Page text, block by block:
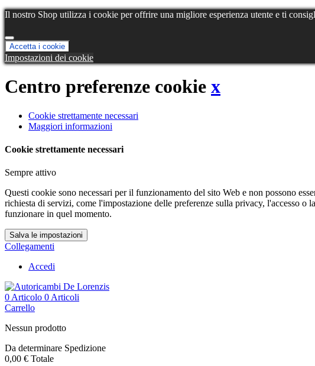
Il nostro Shop utilizza i cookie per offrire una migliore esperienza utente e ti
Accetta i cookie
Impostazioni dei cookie
Centro preferenze cookie x
Cookie strettamente necessari
Maggiori informazioni
Cookie strettamente necessari
Sempre attivo
Questi cookie sono necessari per il funzionamento del sito Web e non possono
richiesta di servizi, come l'impostazione delle preferenze sulla privacy, l'accesso
funzionare in quel momento.
Salva le impostazioni
Collegamenti
Accedi
0Articolo 0 Articoli
Carrello
Nessun prodotto
Da determinare Spedizione
0,00 € Totale